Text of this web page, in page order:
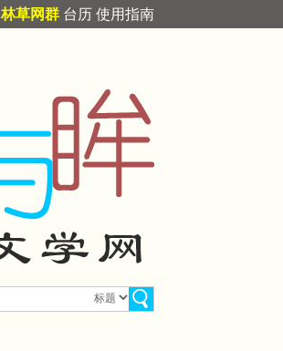
林草网群 台历 使用指南